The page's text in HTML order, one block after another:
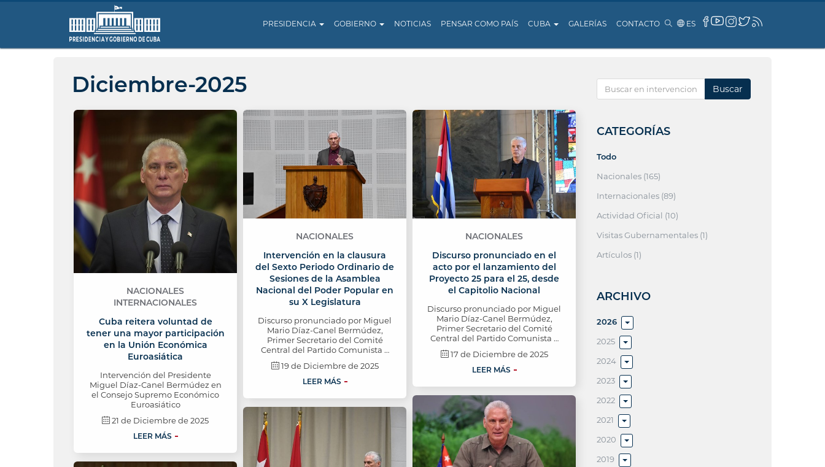
PRESIDENCIA GOBIERNO NOTICIAS PENSAR COMO PAÍS CUBA GALERÍAS CONTACTO ES
Diciembre-2025
NACIONALES
INTERNACIONALES
Cuba reitera voluntad de
tener una mayor participación
en la Unión Económica
Euroasiática
Intervención del Presidente
Miguel Díaz-Canel Bermúdez en
el Consejo Supremo Económico
Euroasiático
21 de Diciembre de 2025
LEER MÁS
NACIONALES
Intervención en la clausura
del Sexto Periodo Ordinario de
Sesiones de la Asamblea
Nacional del Poder Popular en
su X Legislatura
Discurso pronunciado por Miguel
Mario Díaz-Canel Bermúdez,
Primer Secretario del Comité
Central del Partido Comunista …
19 de Diciembre de 2025
LEER MÁS
NACIONALES
Discurso pronunciado en el
acto por el lanzamiento del
Proyecto 25 para el 25, desde
el Capitolio Nacional
Discurso pronunciado por Miguel
Mario Díaz-Canel Bermúdez,
Primer Secretario del Comité
Central del Partido Comunista …
17 de Diciembre de 2025
LEER MÁS
Buscar
CATEGORÍAS
Todo
Nacionales (165)
Internacionales (89)
Actividad Oficial (10)
Visitas Gubernamentales (1)
Artículos (1)
ARCHIVO
2026
2025
2024
2023
2022
2021
2020
2019